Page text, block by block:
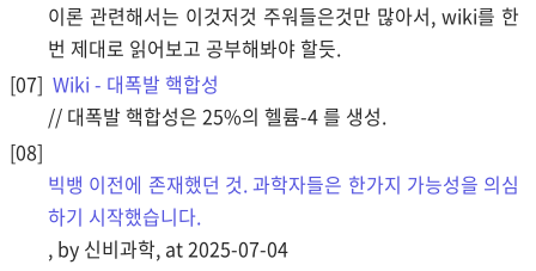
이론 관련해서는 이것저것 주워들은것만 많아서, wiki를 한
번 제대로 읽어보고 공부해봐야 할듯.
Wiki - 대폭발 핵합성
// 대폭발 핵합성은 25%의 헬륨-4 를 생성.
빅뱅 이전에 존재했던 것. 과학자들은 한가지 가능성을 의심
하기 시작했습니다.
, by 신비과학, at 2025-07-04